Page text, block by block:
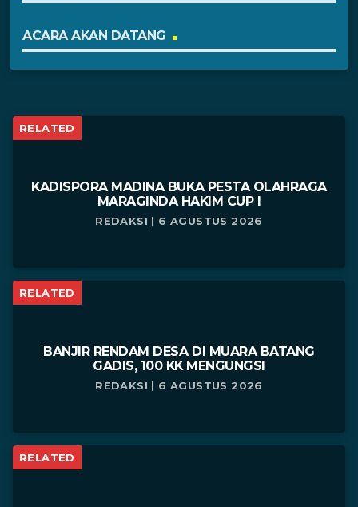
ACARA AKAN DATANG
RELATED
KADISPORA MADINA BUKA PESTA OLAHRAGA
MARAGINDA HAKIM CUP I
REDAKSI | 6 AGUSTUS 2026
RELATED
BANJIR RENDAM DESA DI MUARA BATANG
GADIS, 100 KK MENGUNGSI
REDAKSI | 6 AGUSTUS 2026
RELATED